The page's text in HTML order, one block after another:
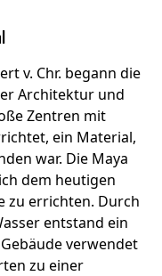
v. Chr. begann die
Architektur und
Zentren mit
ein Material,
war. Die Maya
dem heutigen
zu errichten. Durch
entstand ein
verwendet
zu einer